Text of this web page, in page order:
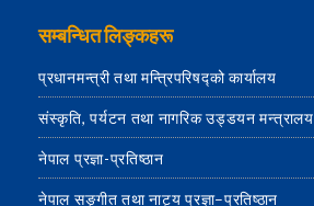
सम्बन्धित लिङ्कहरू
प्रधानमन्त्री तथा मन्त्रिपरिषद्को कार्यालय
संस्कृति, पर्यटन तथा नागरिक उड्डयन मन्त्रालय
नेपाल प्रज्ञा-प्रतिष्ठान
नेपाल सङ्गीत तथा नाट्य प्रज्ञा–प्रतिष्ठान